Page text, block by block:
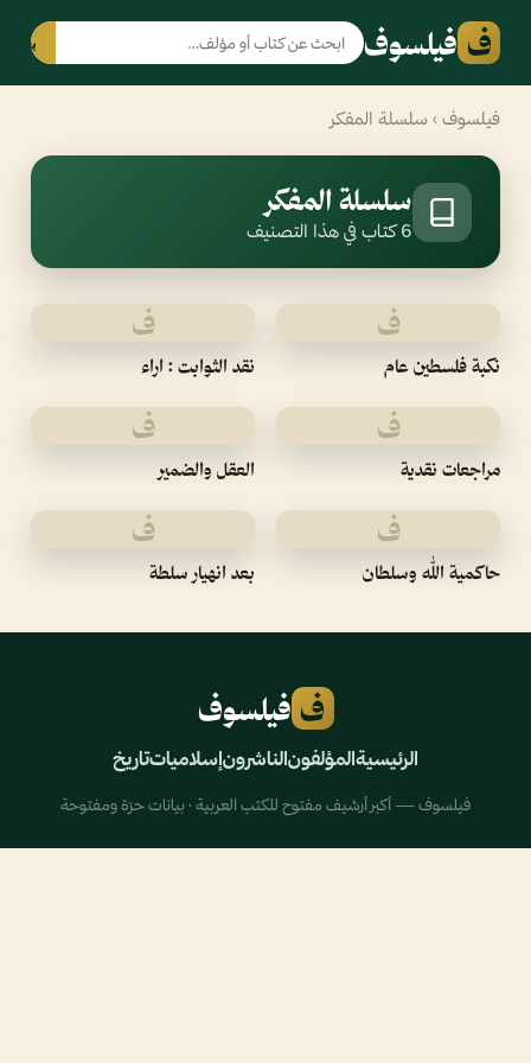
ف فيلسوف بحث
فيلسوف › سلسلة المفكر
سلسلة المفكر
6 كتاب في هذا التصنيف
ف
نكبة فلسطين عام
ف
نقد الثوابت : اراء
ف
مراجعات نقدية
ف
العقل والضمير
ف
حاكمية الله وسلطان
ف
بعد انهيار سلطة
ف فيلسوف
الرئيسيةالمؤلفونالناشرونإسلامياتتاريخ
فيلسوف — أكبر أرشيف مفتوح للكتب العربية · بيانات حرّة ومفتوحة